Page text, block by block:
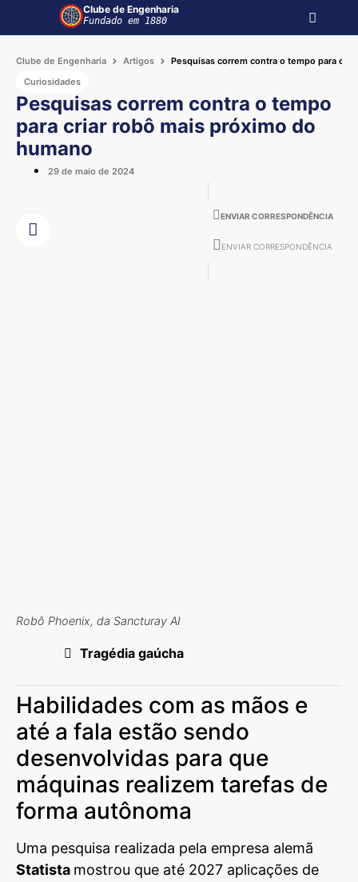
Clube de Engenharia
Fundado em 1880
Clube de Engenharia Artigos
Pesquisas correm contra o tempo para
Curiosidades
Pesquisas correm contra o tempo
para criar robô mais próximo do
humano
29 de maio de 2024
ENVIAR CORRESPONDÊNCIA
ENVIAR CORRESPONDÊNCIA
Robô Phoenix, da Sancturay AI
Tragédia gaúcha
Habilidades com as mãos e
até a fala estão sendo
desenvolvidas para que
máquinas realizem tarefas de
forma autônoma
Uma pesquisa realizada pela empresa alemã
Statista mostrou que até 2027 aplicações de